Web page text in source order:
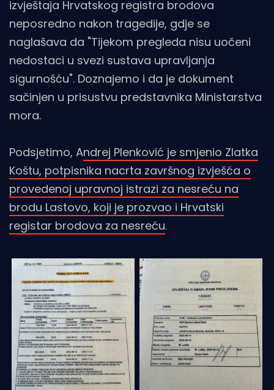
izvještaja Hrvatskog registra brodova
neposredno nakon tragedije, gdje se
naglašava da "Tijekom pregleda nisu uočeni
nedostaci u svezi sustava upravljanja
sigurnošću". Doznajemo i da je dokument
sačinjen u prisustvu predstavnika Ministarstva
mora.
Podsjetimo, Andrej Plenković je smjenio Zlatka
Koštu, potpisnika nacrta završnog izvješća o
provedenoj upravnoj istrazi za nesreću na
brodu Lastovo, koji je prozvao i Hrvatski
registar brodova za nesreću.